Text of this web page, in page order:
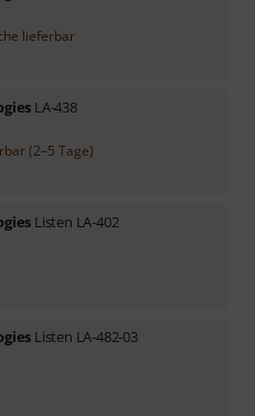
lieferbar
LA-438
(2–5 Tage)
Listen LA-402
Listen LA-482-03